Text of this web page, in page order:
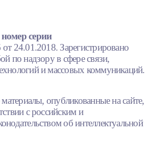
серии
24.01.2018. Зарегистрировано
по надзору в сфере связи,
и массовых коммуникаций.
опубликованные на сайте,
с российским и
об интеллектуальной